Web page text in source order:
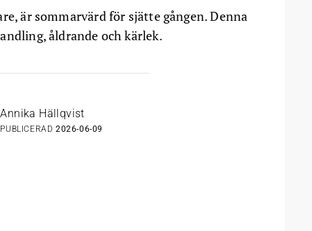
är sommarvärd för sjätte gången. Denna
åldrande och kärlek.
Annika Hällqvist
PUBLICERAD2026-06-09